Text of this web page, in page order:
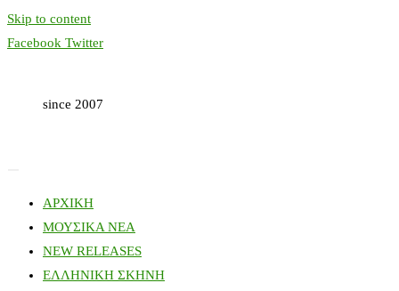
Skip to content
Facebook Twitter
since 2007
ΑΡΧΙΚΗ
ΜΟΥΣΙΚΑ ΝΕΑ
NEW RELEASES
ΕΛΛΗΝΙΚΗ ΣΚΗΝΗ